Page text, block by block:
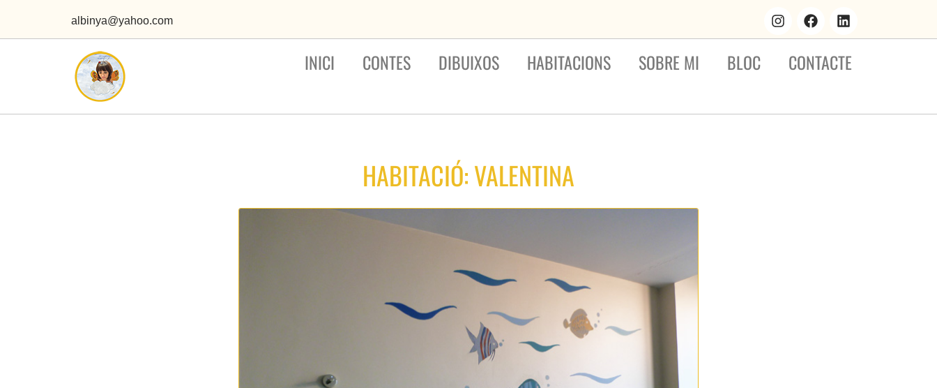
albinya@yahoo.com
INICI CONTES DIBUIXOS HABITACIONS SOBRE MI BLOC CONTACTE
HABITACIÓ: VALENTINA